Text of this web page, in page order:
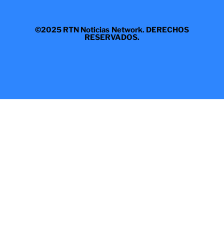
©2025 RTN Noticias Network. DERECHOS
RESERVADOS.